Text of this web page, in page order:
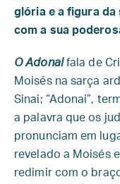
glória e a figura da
com a sua
O Adonaifala de
Moisés na sarça
Sinai; “Adonai”,
a palavra que os
pronunciam em
revelado a Moisés
redimir com o